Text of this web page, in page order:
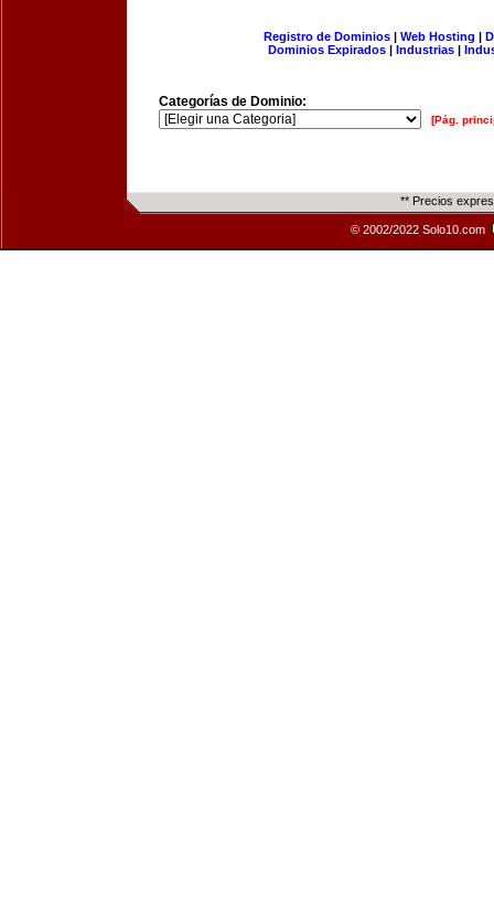
Registro de Dominios| Web Hosting |
Dominios Expirados | Industrias |
Categorías de Dominio:
[Pág.
** Precios
© 2002/2022 Solo10.com